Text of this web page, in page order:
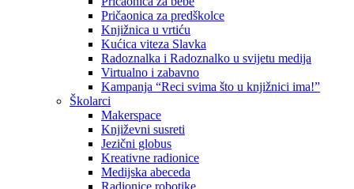
Pričaonica za predškolce
Knjižnica u vrtiću
Kućica viteza Slavka
Radoznalka i Radoznalko u svijetu medija
Virtualno i zabavno
Kampanja “Reci svima što u knjižnici ima!”
Školarci
Makerspace
Književni susreti
Jezični globus
Kreativne radionice
Medijska abeceda
Radionice robotike